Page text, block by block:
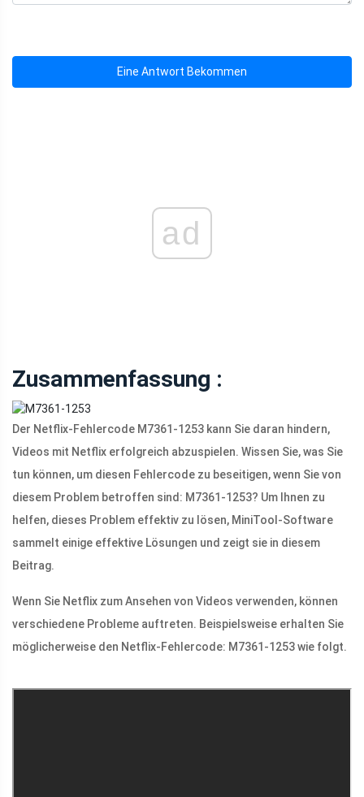
Eine Antwort Bekommen
ad
Zusammenfassung :
Der Netflix-Fehlercode M7361-1253 kann Sie daran hindern,
Videos mit Netflix erfolgreich abzuspielen. Wissen Sie, was Sie
tun können, um diesen Fehlercode zu beseitigen, wenn Sie von
diesem Problem betroffen sind: M7361-1253? Um Ihnen zu
helfen, dieses Problem effektiv zu lösen, MiniTool-Software
sammelt einige effektive Lösungen und zeigt sie in diesem
Beitrag.
Wenn Sie Netflix zum Ansehen von Videos verwenden, können
verschiedene Probleme auftreten. Beispielsweise erhalten Sie
möglicherweise den Netflix-Fehlercode: M7361-1253 wie folgt.